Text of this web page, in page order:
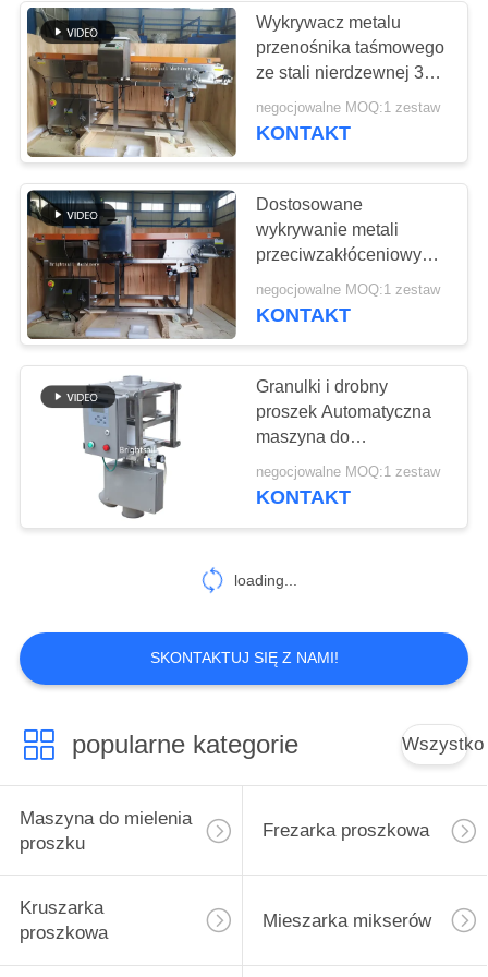
Systemy
przenośników
podających
15
Maszyna do
przesiewania
proszku
16
Maszyna do
55
Maszyna do
przypraw w proszku
62
Wykrywacz metalu
przenośnika taśmowego
ze stali nierdzewnej 316
odporny na wstrząsy dla
przemysłu spożywczego
negocjowalne MOQ:1 zestaw
KONTAKT
Dostosowane
wykrywanie metali
przeciwzakłóceniowych
do wykrywania żywności
ze stali nierdzewnej i Fe
negocjowalne MOQ:1 zestaw
KONTAKT
Granulki i drobny
proszek Automatyczna
maszyna do
przetwarzania żywności
Wykrywacz metali
negocjowalne MOQ:1 zestaw
KONTAKT
loading...
SKONTAKTUJ SIĘ Z NAMI!
popularne kategorie Wszystko
Maszyna do mielenia
proszku
Frezarka proszkowa
Kruszarka
proszkowa
Mieszarka mikserów